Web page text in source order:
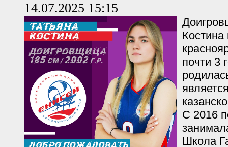
14.07.2025 15:15
почти 3
С 2016
Школа